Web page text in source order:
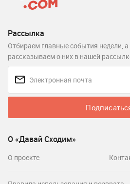
Рассылка
Отбираем главные события недели,
рассказываем о них в нашей
О «Давай Сходим»
О проекте